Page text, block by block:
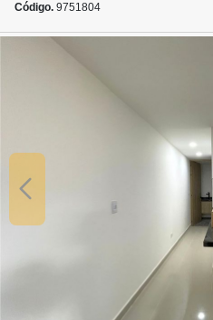
Código. 9751804